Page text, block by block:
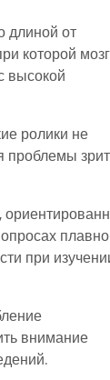
длиной от
которой
высокой
ролики не
проблемы
плавно
при
внимание